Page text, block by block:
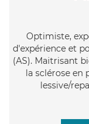
Optimiste,
d'expérience et
(AS). Maitrisant
la sclérose en
lessive/